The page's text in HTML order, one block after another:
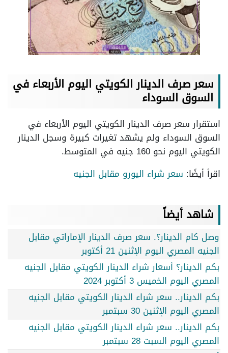
سعر صرف الدينار الكويتي اليوم الأربعاء في
السوق السوداء
استقرار سعر صرف الدينار الكويتي اليوم الأربعاء في
السوق السوداء ولم يشهد تغيرات كبيرة وسجل الدينار
الكويتي اليوم نحو 160 جنيه في المتوسط.
اقرأ أيضًا: سعر شراء اليورو مقابل الجنيه
شاهد أيضاً
وصل كام الدينار؟. سعر صرف الدينار الإماراتي مقابل
الجنيه المصري اليوم الإثنين 21 أكتوبر
بكم الدينار؟ أسعار شراء الدينار الكويتي مقابل الجنيه
المصري اليوم الخميس 3 أكتوبر 2024
بكم الدينار.. سعر شراء الدينار الكويتي مقابل الجنيه
المصري اليوم الإثنين 30 سبتمبر
بكم الدينار.. سعر شراء الدينار الكويتي مقابل الجنيه
المصري اليوم السبت 28 سبتمبر